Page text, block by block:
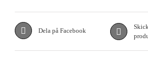
Dela på Facebook